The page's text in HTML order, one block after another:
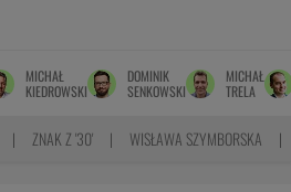
MICHAŁ
KIEDROWSKI
DOMINIK
SENKOWSKI
MICHAŁ
TRELA
ZNAK Z '30' WISŁAWA SZYMBORSKA